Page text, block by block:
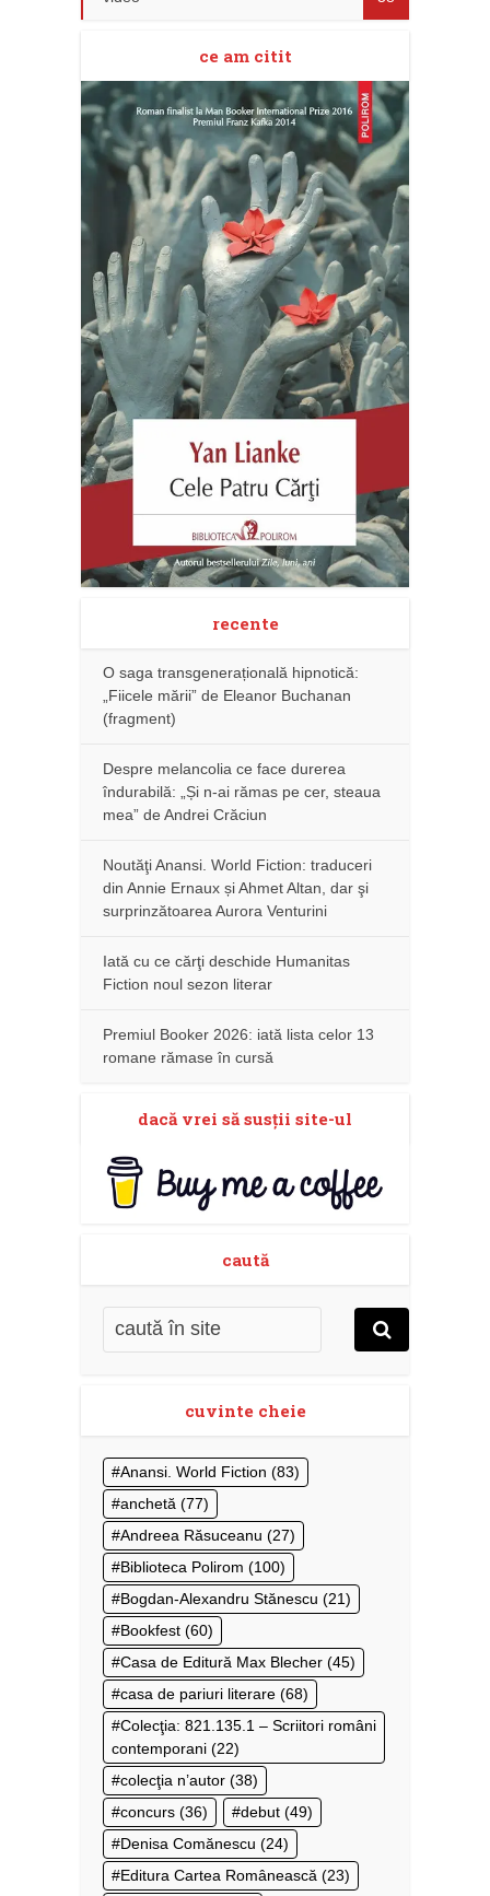
ce am citit
recente
O saga transgenerațională hipnotică:
„Fiicele mării” de Eleanor Buchanan
(fragment)
Despre melancolia ce face durerea
îndurabilă: „Și n-ai rămas pe cer, steaua
mea” de Andrei Crăciun
Noutăţi Anansi. World Fiction: traduceri
din Annie Ernaux și Ahmet Altan, dar şi
surprinzătoarea Aurora Venturini
Iată cu ce cărţi deschide Humanitas
Fiction noul sezon literar
Premiul Booker 2026: iată lista celor 13
romane rămase în cursă
dacă vrei să susţii site-ul
caută
cuvinte cheie
Anansi. World Fiction (83)
anchetă (77)
Andreea Răsuceanu (27)
Biblioteca Polirom (100)
Bogdan-Alexandru Stănescu (21)
Bookfest (60)
Casa de Editură Max Blecher (45)
casa de pariuri literare (68)
Colecţia: 821.135.1 – Scriitori români
contemporani (22)
colecţia n’autor (38)
concurs (36) debut (49)
Denisa Comănescu (24)
Editura Cartea Românească (23)